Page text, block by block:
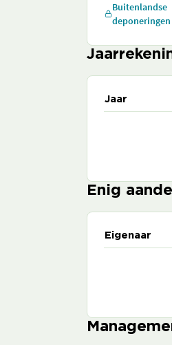
Buitenlandse
deponeringen
Jaar
Enig
Eigenaar